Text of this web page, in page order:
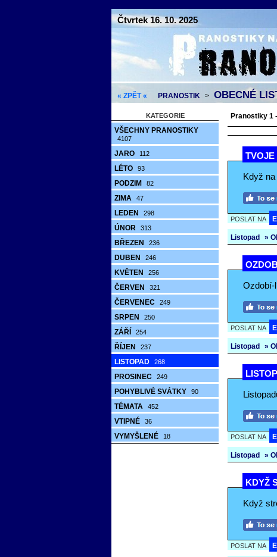
Čtvrtek 16. 10. 2025
« ZPĚT « PRANOSTIK > OBECNÉ
KATEGORIE
VŠECHNY PRANOSTIKY
4107
JARO 112
LÉTO 93
PODZIM 82
ZIMA 47
LEDEN 298
ÚNOR 313
BŘEZEN 236
DUBEN 246
KVĚTEN 256
ČERVEN 321
ČERVENEC 249
SRPEN 250
ZÁŘÍ 254
ŘÍJEN 237
LISTOPAD 268
PROSINEC 249
POHYBLIVÉ SVÁTKY 90
TÉMATA 452
VTIPNÉ 36
VYMYŠLENÉ 18
Pranostiky 1
Když
POSLAT NA
Listopad »
Ozdobí-
POSLAT NA
Listopad »
POSLAT NA
Listopad »
KDYŽ
Když
POSLAT NA